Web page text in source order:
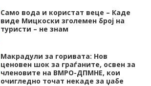
Само вода и користат веце – Каде
виде Мицкоски зголемен број на
туристи – не знам
Макрадули за горивата: Нов
ценовен шок за граѓаните, освен за
членовите на ВМРО-ДПМНЕ, кои
очигледно точат некаде за џабе